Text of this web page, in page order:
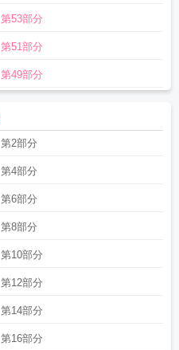
第53部分
第51部分
第49部分
第2部分
第4部分
第6部分
第8部分
第10部分
第12部分
第14部分
第16部分